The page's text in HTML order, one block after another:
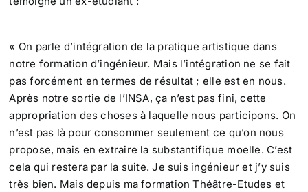
« On parle d’intégration de la pratique artistique dans
notre formation d’ingénieur. Mais l’intégration ne se fait
pas forcément en termes de résultat ; elle est en nous.
Après notre sortie de l’INSA, ça n’est pas fini, cette
appropriation des choses à laquelle nous participons. On
n’est pas là pour consommer seulement ce qu’on nous
propose, mais en extraire la substantifique moelle. C’est
cela qui restera par la suite. Je suis ingénieur et j’y suis
très bien. Mais depuis ma formation Théâtre-Etudes et